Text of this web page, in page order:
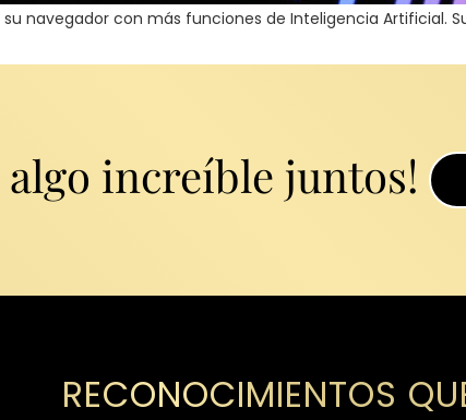
navegador con más funciones de Inteligencia Artificial.
algo increíble juntos!
RECONOCIMIENTOS